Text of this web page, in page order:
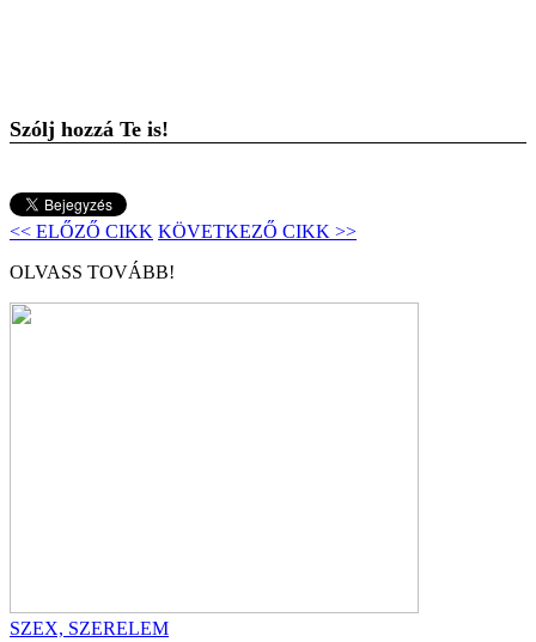
Szólj hozzá Te is!
<< ELŐZŐ CIKK KÖVETKEZŐ CIKK >>
OLVASS TOVÁBB!
SZEX, SZERELEM